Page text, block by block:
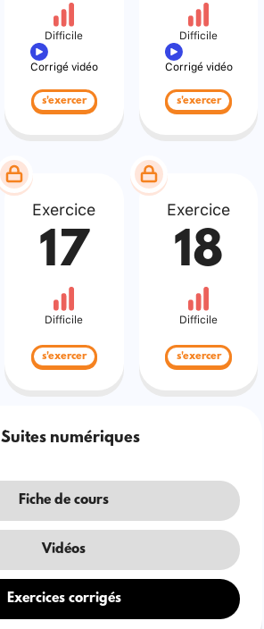
Difficile
Corrigé vidéo
s'exercer
Difficile
Corrigé vidéo
s'exercer
Exercice
17
Difficile
s'exercer
Exercice
18
Difficile
s'exercer
Suites numériques
Fiche de cours
Vidéos
Exercices corrigés